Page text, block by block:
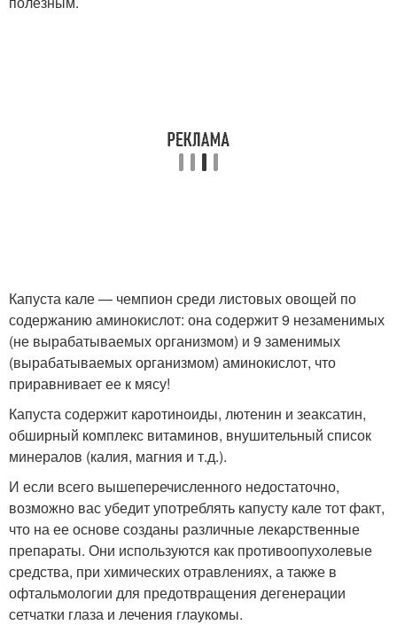
Капуста кале — чемпион среди листовых овощей по
содержанию аминокислот: она содержит 9 незаменимых
(не вырабатываемых организмом) и 9 заменимых
(вырабатываемых организмом) аминокислот, что
приравнивает ее к мясу!
Капуста содержит каротиноиды, лютенин и зеаксатин,
обширный комплекс витаминов, внушительный список
минералов (калия, магния и т.д.).
И если всего вышеперечисленного недостаточно,
возможно вас убедит употреблять капусту кале тот факт,
что на ее основе созданы различные лекарственные
препараты. Они используются как противоопухолевые
средства, при химических отравлениях, а также в
офтальмологии для предотвращения дегенерации
сетчатки глаза и лечения глаукомы.